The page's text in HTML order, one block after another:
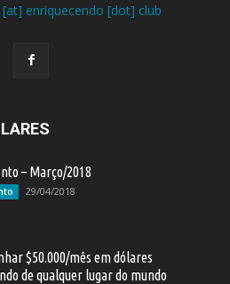
enriquecendo [dot] club
– Março/2018
29/04/2018
$50.000/mês em dólares
de qualquer lugar do mundo